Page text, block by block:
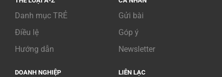
Danh mục TRẺ
Điều lệ
Hướng dẫn
Gửi bài
Góp ý
Newsletter
DOANH NGHIỆP LIÊN LẠC